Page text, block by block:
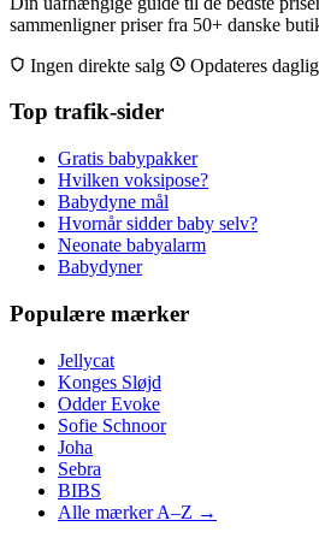
sammenligner priser fra 50+ danske
Ingen direkte salg
Opdateres
Top trafik-sider
Gratis babypakker
Hvilken voksipose?
Babydyne mål
Hvornår sidder baby selv?
Neonate babyalarm
Babydyner
Populære mærker
Jellycat
Konges Sløjd
Odder Evoke
Sofie Schnoor
Joha
Sebra
BIBS
Alle mærker A–Z →